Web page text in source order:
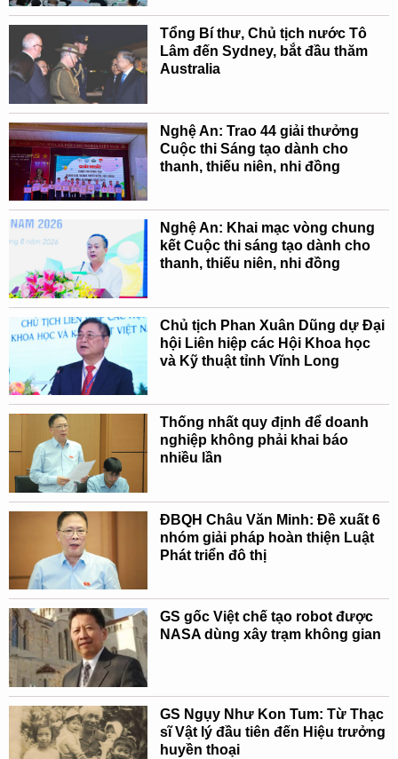
Tổng Bí thư, Chủ tịch nước Tô
Lâm đến Sydney, bắt đầu thăm
Australia
Nghệ An: Trao 44 giải thưởng
Cuộc thi Sáng tạo dành cho
thanh, thiếu niên, nhi đồng
Nghệ An: Khai mạc vòng chung
kết Cuộc thi sáng tạo dành cho
thanh, thiếu niên, nhi đồng
Chủ tịch Phan Xuân Dũng dự Đại
hội Liên hiệp các Hội Khoa học
và Kỹ thuật tỉnh Vĩnh Long
Thống nhất quy định để doanh
nghiệp không phải khai báo
nhiều lần
ĐBQH Châu Văn Minh: Đề xuất 6
nhóm giải pháp hoàn thiện Luật
Phát triển đô thị
GS gốc Việt chế tạo robot được
NASA dùng xây trạm không gian
GS Ngụy Như Kon Tum: Từ Thạc
sĩ Vật lý đầu tiên đến Hiệu trưởng
huyền thoại